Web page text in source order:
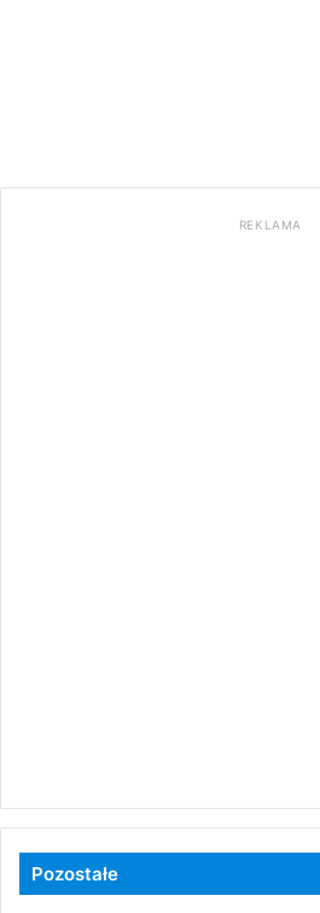
REKLAMA
Pozostałe